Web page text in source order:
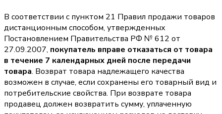
В соответствии с пунктом 21 Правил продажи товаров
дистанционным способом, утвержденных
Постановлением Правительства РФ № 612 от
27.09.2007, покупатель вправе отказаться от товара
в течение 7 календарных дней после передачи
товара. Возврат товара надлежащего качества
возможен в случае, если сохранены его товарный вид и
потребительские свойства. При возврате товара
продавец должен возвратить сумму, уплаченную